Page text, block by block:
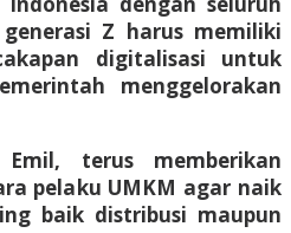
Z harus memiliki
digitalisasi untuk
menggelorakan
terus memberikan
pelaku UMKM agar naik
baik distribusi maupun